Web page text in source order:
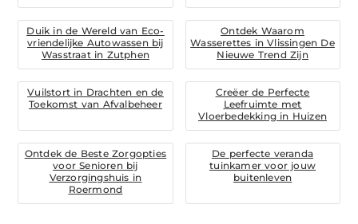
Duik in de Wereld van Eco-
vriendelijke Autowassen bij
Wasstraat in Zutphen
Ontdek Waarom
Wasserettes in Vlissingen De
Nieuwe Trend Zijn
Vuilstort in Drachten en de
Toekomst van Afvalbeheer
Creëer de Perfecte
Leefruimte met
Vloerbedekking in Huizen
Ontdek de Beste Zorgopties
voor Senioren bij
Verzorgingshuis in
Roermond
De perfecte veranda
tuinkamer voor jouw
buitenleven